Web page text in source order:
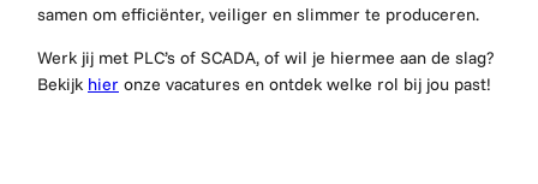
samen om efficiënter, veiliger en slimmer te produceren.
Werk jij met PLC’s of SCADA, of wil je hiermee aan de slag?
Bekijk hier onze vacatures en ontdek welke rol bij jou past!